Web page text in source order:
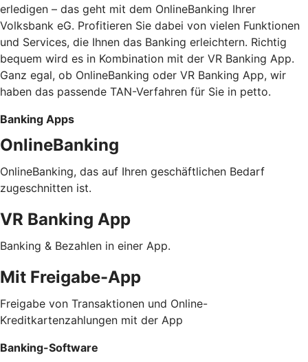
erledigen – das geht mit dem OnlineBanking Ihrer
Volksbank eG. Profitieren Sie dabei von vielen Funktionen
und Services, die Ihnen das Banking erleichtern. Richtig
bequem wird es in Kombination mit der VR Banking App.
Ganz egal, ob OnlineBanking oder VR Banking App, wir
haben das passende TAN-Verfahren für Sie in petto.
Banking Apps
OnlineBanking
OnlineBanking, das auf Ihren geschäftlichen Bedarf
zugeschnitten ist.
VR Banking App
Banking & Bezahlen in einer App.
Mit Freigabe-App
Freigabe von Transaktionen und Online-
Kreditkartenzahlungen mit der App
Banking-Software